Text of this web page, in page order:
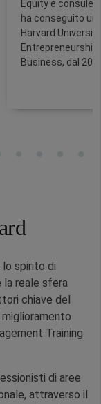
Equity e
ha conseguito un
Harvard
Business, dal
lo spirito di
la reale sfera
chiave del
Training
di aree
attraverso il